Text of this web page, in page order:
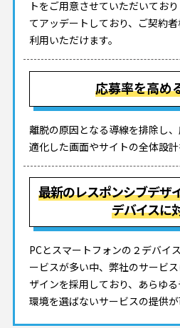
トをご用意させていただいてお
てアッデートしており、ご契約
利用いただけます。
応募率を高め
離脱の原因となる導線を排除し
適化した画面やサイトの全体設計
最新のレスポンシブデザ
デバイスに
PCとスマートフォンの２デバイ
ービスが多い中、弊社のサービ
ザインを採用しており、あらゆ
環境を選ばないサービスの提供が